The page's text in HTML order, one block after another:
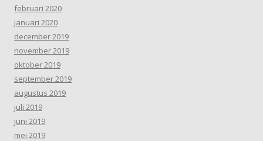
februari 2020
januari 2020
december 2019
november 2019
oktober 2019
september 2019
augustus 2019
juli 2019
juni 2019
mei 2019